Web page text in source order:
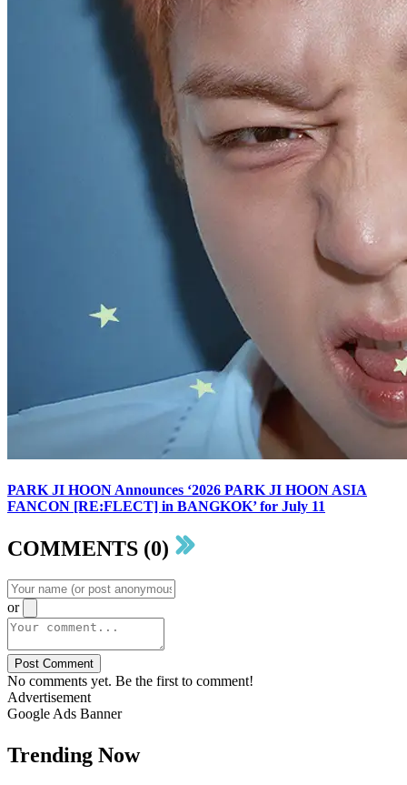
PARK JI HOON Announces ‘2026 PARK JI HOON ASIA
FANCON [RE:FLECT] in BANGKOK’ for July 11
COMMENTS (0)
or
Post Comment
No comments yet. Be the first to comment!
Advertisement
Google Ads Banner
Trending Now